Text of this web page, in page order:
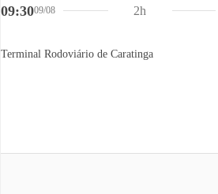
09:3009/08
Terminal Rodoviário de Caratinga
2h